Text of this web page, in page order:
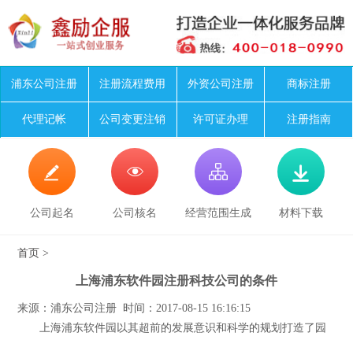
浦东公司注册 注册流程费用 外资公司注册 商标注册
代理记帐 公司变更注销 许可证办理 注册指南

公司起名

公司核名

经营范围生成

材料下载
首页 >
上海浦东软件园注册科技公司的条件
来源：浦东公司注册 时间：2017-08-15 16:16:15
上海浦东软件园以其超前的发展意识和科学的规划打造了园